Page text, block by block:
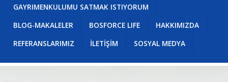
GAYRIMENKULUMU SATMAK ISTIYORUM
BLOG-MAKALELER
BOSFORCE LIFE
HAKKIMIZDA
REFERANSLARIMIZ
İLETİŞİM SOSYAL MEDYA